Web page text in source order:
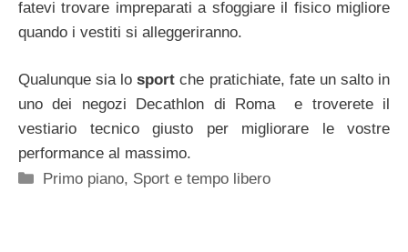
fatevi trovare impreparati a sfoggiare il fisico migliore
quando i vestiti si alleggeriranno.
Qualunque sia losport che pratichiate, fate un salto in
uno dei negozi Decathlon di Roma e troverete il
vestiario tecnico giusto per migliorare le vostre
performance al massimo.
Categorie
Primo piano, Sport e tempo libero